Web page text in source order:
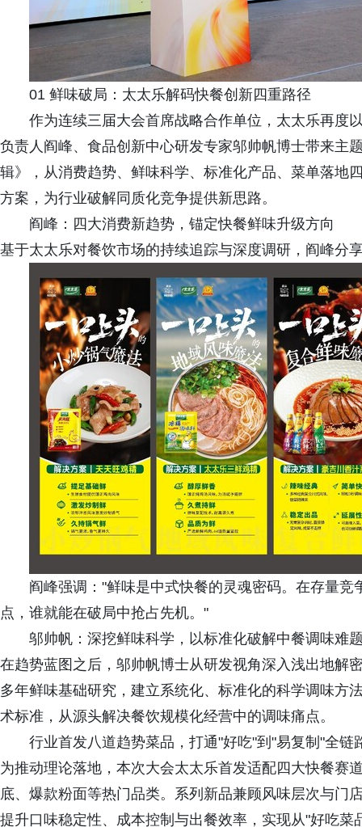
01 鲜味破局：太太乐解码快餐创新四重路径
作为连续三届大会首席战略合作单位，太太乐再度
负责人阎峰、食品创新中心研发专家邬帅帆博士带来主
辑》，从消费趋势、鲜味科学、标准化产品、菜单落地
方案，为行业破解同质化竞争提供新思路。
阎峰：四大消费新趋势，锚定快餐鲜味升级方向
基于太太乐对餐饮市场的持续追踪与深度调研，阎峰分
阎峰强调："鲜味是中式快餐的灵魂密码。在存量
点，谁就能在破局中抢占先机。"
邬帅帆：深挖鲜味科学，以标准化破解中餐调味难
在趋势蓝图之后，邬帅帆博士从研发视角深入浅出地解
多年鲜味基础研究，建立系统化、标准化的科学调味方
术标准，从源头解决餐饮规模化经营中的调味痛点。
行业首发八道趋势菜品，打通"好吃"到"易复制"全链
为推动理论落地，本次大会太太乐首发适配四大快餐赛
底、爆款粉面等热门品类。系列新品兼顾风味层次与门
提升口味稳定性、成本控制与出餐效率，实现从"好吃菜